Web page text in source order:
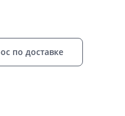
по доставке